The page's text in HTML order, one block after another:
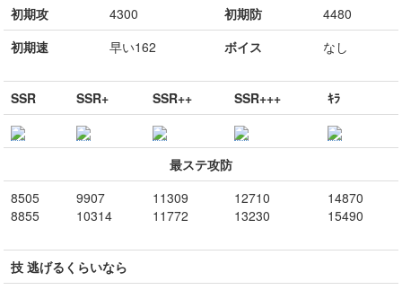
初期攻
4300 初期防
4480
初期速
早い162 ボイス なし
SSR SSR+ SSR++ SSR+++ ｷﾗ
最ステ攻防
8505
8855
9907
10314
11309
11772
12710
13230
14870
15490
技 逃げるくらいなら